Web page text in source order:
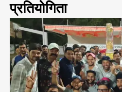
प्रतियोगिता